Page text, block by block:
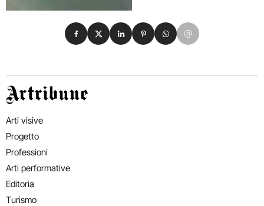
Condividi su Facebook
Condividi su X
Condividi su LinkedIn
Condividi su Pinterest
Condividi su WhatsApp
Condividi su Email
Artribune
Arti visive
Progetto
Professioni
Arti performative
Editoria
Turismo